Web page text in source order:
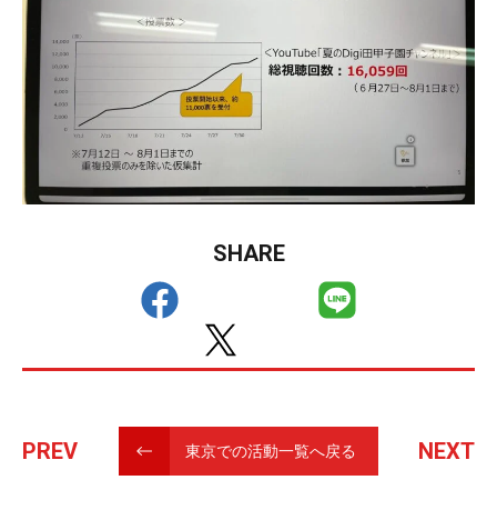
SHARE
PREV 東京での活動一覧へ戻る NEXT